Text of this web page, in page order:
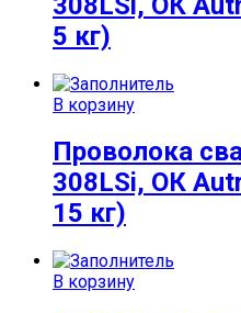
5 кг)
В корзину
Проволока
308LSi, ОК
15 кг)
В корзину